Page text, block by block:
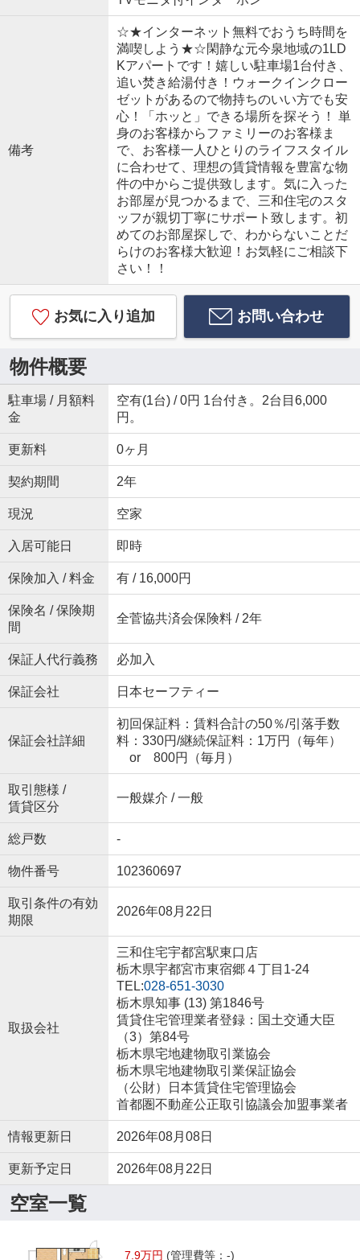
備考
☆★インターネット無料でおうち時間を
満喫しよう★☆閑静な元今泉地域の1LD
Kアパートです！嬉しい駐車場1台付き、
追い焚き給湯付き！ウォークインクロー
ゼットがあるので物持ちのいい方でも安
心！「ホッと」できる場所を探そう！ 単
身のお客様からファミリーのお客様ま
で、お客様一人ひとりのライフスタイル
に合わせて、理想の賃貸情報を豊富な物
件の中からご提供致します。気に入った
お部屋が見つかるまで、三和住宅のスタ
ッフが親切丁寧にサポート致します。初
めてのお部屋探しで、わからないことだ
らけのお客様大歓迎！お気軽にご相談下
さい！！
お気に入り追加 お問い合わせ
物件概要
駐車場 / 月額料
金
空有(1台) / 0円 1台付き。2台目6,000
円。
更新料 0ヶ月
契約期間 2年
現況 空家
入居可能日 即時
保険加入 / 料金 有 / 16,000円
保険名 / 保険期
間
全菅協共済会保険料 / 2年
保証人代行義務 必加入
保証会社 日本セーフティー
保証会社詳細
初回保証料：賃料合計の50％/引落手数
料：330円/継続保証料：1万円（毎年）
or 800円（毎月）
取引態様 /
賃貸区分
一般媒介 / 一般
総戸数 -
物件番号 102360697
取引条件の有効
期限
2026年08月22日
取扱会社
三和住宅宇都宮駅東口店
栃木県宇都宮市東宿郷４丁目1-24
TEL:028-651-3030
栃木県知事 (13) 第1846号
賃貸住宅管理業者登録：国土交通大臣
（3）第84号
栃木県宅地建物取引業協会
栃木県宅地建物取引業保証協会
（公財）日本賃貸住宅管理協会
首都圏不動産公正取引協議会加盟事業者
情報更新日 2026年08月08日
更新予定日 2026年08月22日
空室一覧
7.9万円 (管理費等：-)